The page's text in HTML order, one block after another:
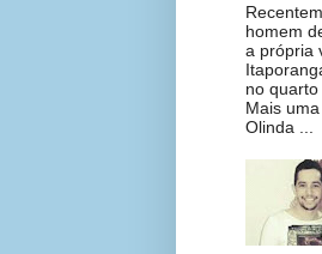
homem
a própria
no
Mais
Olinda ...